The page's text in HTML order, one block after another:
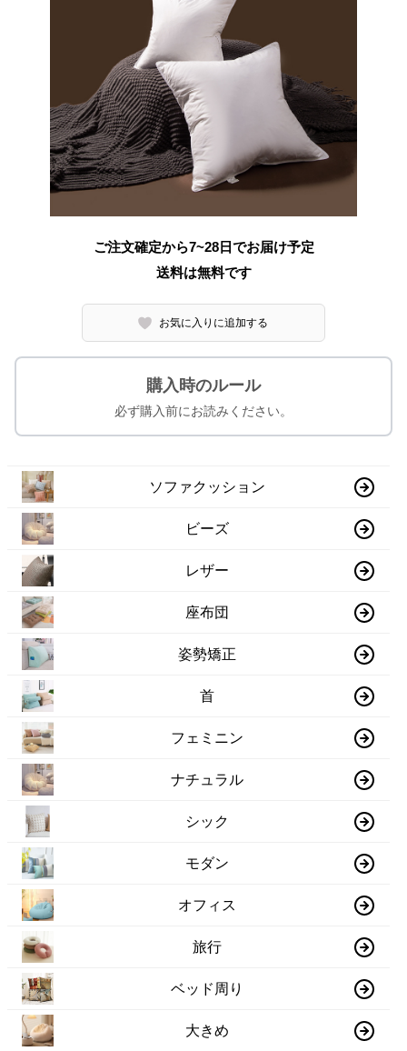
ご注文確定から7~28日でお届け予定
送料は無料です
お気に入りに追加する
購入時のルール
必ず購入前にお読みください。
ソファクッション
ビーズ
レザー
座布団
姿勢矯正
首
フェミニン
ナチュラル
シック
モダン
オフィス
旅行
ベッド周り
大きめ